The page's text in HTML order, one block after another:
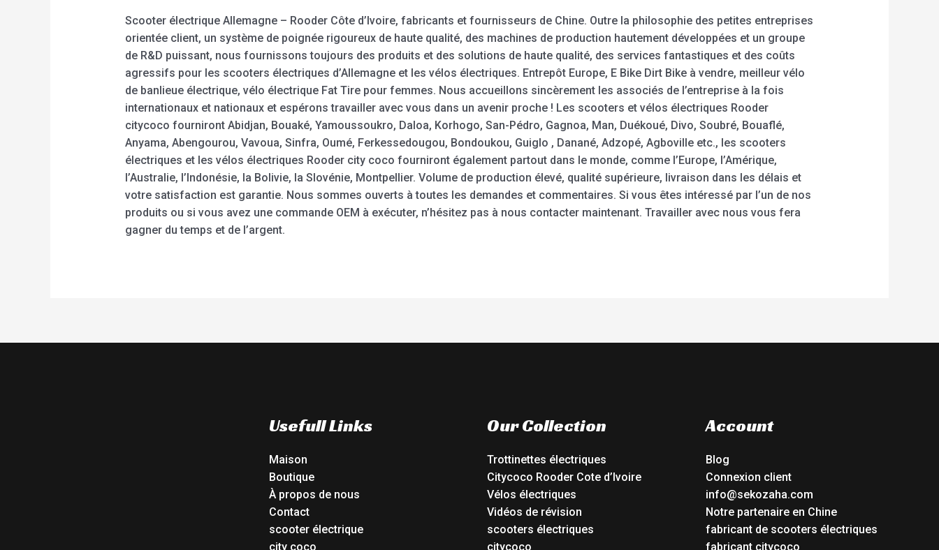
Scooter électrique Allemagne – Rooder Côte d’Ivoire, fabricants et fournisseurs de Chine. Outre la philosophie des petites entreprises
orientée client, un système de poignée rigoureux de haute qualité, des machines de production hautement développées et un groupe
de R&D puissant, nous fournissons toujours des produits et des solutions de haute qualité, des services fantastiques et des coûts
agressifs pour les scooters électriques d’Allemagne et les vélos électriques. Entrepôt Europe, E Bike Dirt Bike à vendre, meilleur vélo
de banlieue électrique, vélo électrique Fat Tire pour femmes. Nous accueillons sincèrement les associés de l’entreprise à la fois
internationaux et nationaux et espérons travailler avec vous dans un avenir proche ! Les scooters et vélos électriques Rooder
citycoco fourniront Abidjan, Bouaké, Yamoussoukro, Daloa, Korhogo, San-Pédro, Gagnoa, Man, Duékoué, Divo, Soubré, Bouaflé,
Anyama, Abengourou, Vavoua, Sinfra, Oumé, Ferkessedougou, Bondoukou, Guiglo , Danané, Adzopé, Agboville etc., les scooters
électriques et les vélos électriques Rooder city coco fourniront également partout dans le monde, comme l’Europe, l’Amérique,
l’Australie, l’Indonésie, la Bolivie, la Slovénie, Montpellier. Volume de production élevé, qualité supérieure, livraison dans les délais et
votre satisfaction est garantie. Nous sommes ouverts à toutes les demandes et commentaires. Si vous êtes intéressé par l’un de nos
produits ou si vous avez une commande OEM à exécuter, n’hésitez pas à nous contacter maintenant. Travailler avec nous vous fera
gagner du temps et de l’argent.
Usefull Links
Maison
Boutique
À propos de nous
Contact
scooter électrique
city coco
Our Collection
Trottinettes électriques
Citycoco Rooder Cote d’Ivoire
Vélos électriques
Vidéos de révision
scooters électriques
citycoco
Account
Blog
Connexion client
info@sekozaha.com
Notre partenaire en Chine
fabricant de scooters électriques
fabricant citycoco